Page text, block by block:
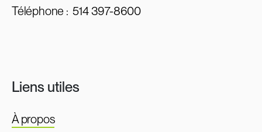
Téléphone :514 397-8600
Liens utiles
À propos